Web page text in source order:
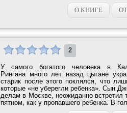
О КНИГЕ
2
У самого богатого человека в
Рингана много лет назад цыгане
старик после этого поклялся, что
которые «не уберегли ребенка». Сын
делам в Москве, неожиданно
пятном, как у пропавшего ребенка. В